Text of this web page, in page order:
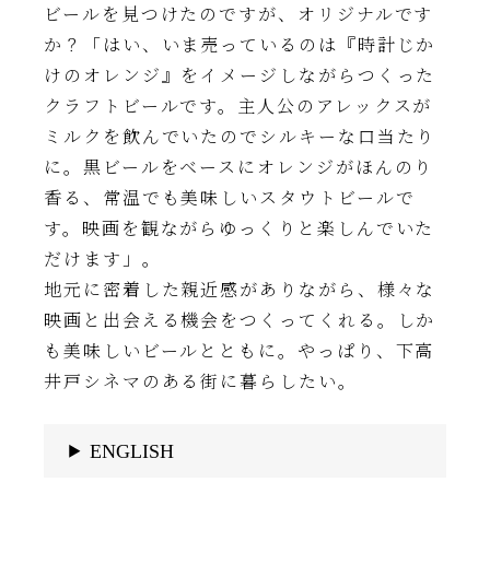
ビールを見つけたのですが、オリジナルです
か？「はい、いま売っているのは『時計じか
けのオレンジ』をイメージしながらつくった
クラフトビールです。主人公のアレックスが
ミルクを飲んでいたのでシルキーな口当たり
に。黒ビールをベースにオレンジがほんのり
香る、常温でも美味しいスタウトビールで
す。映画を観ながらゆっくりと楽しんでいた
だけます」。
地元に密着した親近感がありながら、様々な
映画と出会える機会をつくってくれる。しか
も美味しいビールとともに。やっぱり、下高
井戸シネマのある街に暮らしたい。
ENGLISH